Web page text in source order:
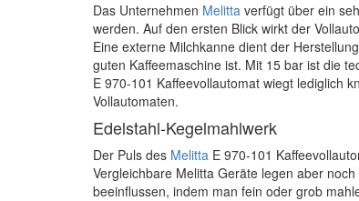
Das Unternehmen Melitta verfügt über ein
werden. Auf den ersten Blick wirkt der
Eine externe Milchkanne dient der
guten Kaffeemaschine ist. Mit 15 bar ist die
E 970-101 Kaffeevollautomat wiegt lediglich
Vollautomaten.
Edelstahl-Kegelmahlwerk
Der Puls des Melitta E 970-101
Vergleichbare Melitta Geräte legen aber
beeinflussen, indem man fein oder grob